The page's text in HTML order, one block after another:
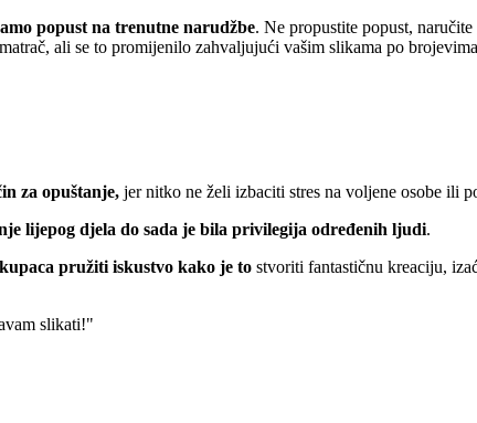
popust na trenutne narudžbe. Ne propustite popust, naručite
ali se to promijenilo zahvaljujući vašim slikama po
za opuštanje, jer nitko ne želi izbaciti stres na voljene osobe ili
lijepog djela do sada je bila privilegija određenih ljudi.
pružiti iskustvo kako je to stvoriti fantastičnu kreaciju,
slikati!"